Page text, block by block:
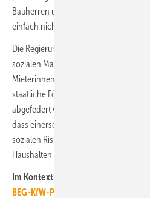
Bauherren und Mieter mit niedrigen
einfach nicht leisten.
Die Regierung muss sich bei ihrem
sozialen Marktwirtschaft bewusst
Mieterinnen und Mieter, auf die sich
staatliche Förderloch unmittelbar in
abgefedert werden. Eine öko-soziale
dass einerseits Leitplanken gesetzt,
sozialen Risiken abgefedert werden.
Haushalten zu Verlierern der
Im Kontext:
BEG-KfW-Programme: Zusagestopp